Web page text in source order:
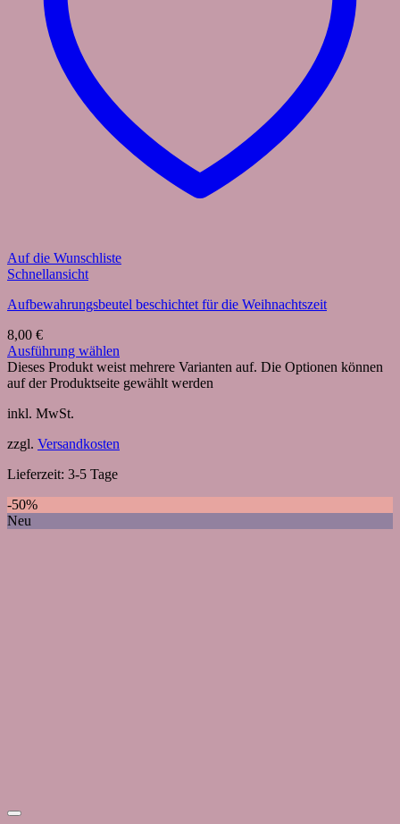
Auf die Wunschliste
Schnellansicht
Aufbewahrungsbeutel beschichtet für die Weihnachtszeit
8,00 €
Ausführung wählen
Dieses Produkt weist mehrere Varianten auf. Die Optionen können
auf der Produktseite gewählt werden
inkl. MwSt.
zzgl. Versandkosten
Lieferzeit: 3-5 Tage
-50%
Neu